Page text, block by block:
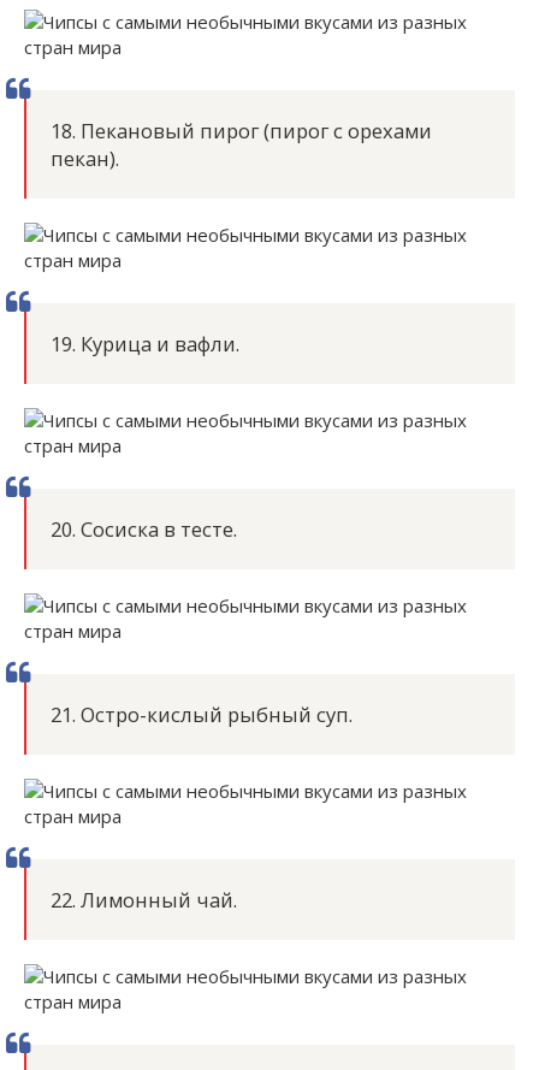
18. Пекановый пирог (пирог с орехами
пекан).
19. Курица и вафли.
20. Сосиска в тесте.
21. Остро-кислый рыбный суп.
22. Лимонный чай.